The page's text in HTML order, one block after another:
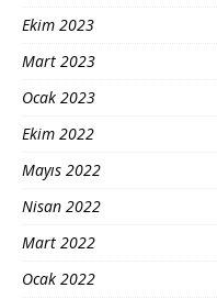
Ekim 2023
Mart 2023
Ocak 2023
Ekim 2022
Mayıs 2022
Nisan 2022
Mart 2022
Ocak 2022